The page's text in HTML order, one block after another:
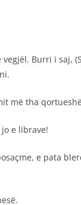
Burri i
më tha
e librave!
e pata